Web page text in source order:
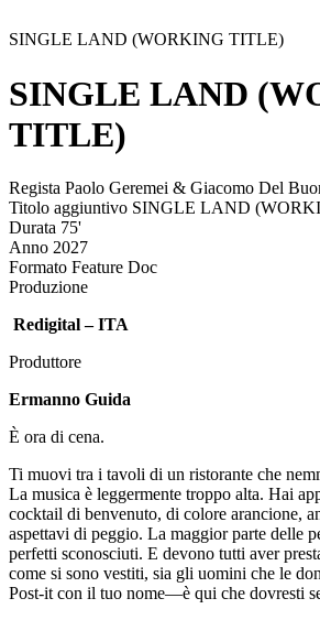
SINGLE LAND (WORKING TITLE)
SINGLE LAND
TITLE)
Regista Paolo Geremei & Giacomo Del
Titolo aggiuntivo SINGLE LAND
Durata 75'
Anno 2027
Formato Feature Doc
Produzione
Redigital – ITA
Produttore
Ermanno Guida
È ora di cena.
Ti muovi tra i tavoli di un ristorante che
La musica è leggermente troppo alta. Hai
cocktail di benvenuto, di colore arancione,
aspettavi di peggio. La maggior parte delle
perfetti sconosciuti. E devono tutti aver
come si sono vestiti, sia gli uomini che le
Post-it con il tuo nome—è qui che dovresti